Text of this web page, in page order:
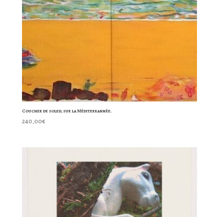
Coucher de soleil sur la Méditerrannée.
240,00€